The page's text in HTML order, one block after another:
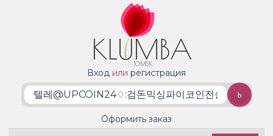
Вход или регистрация
Оформить заказ